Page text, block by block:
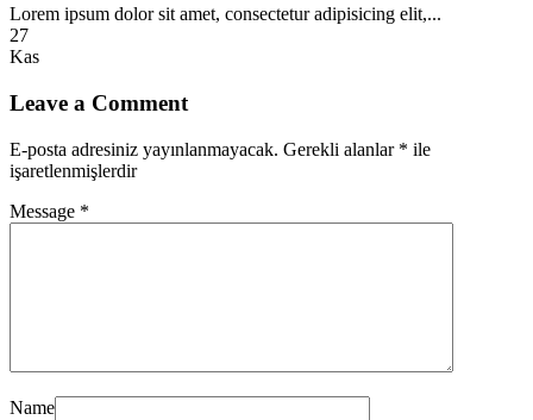
Lorem ipsum dolor sit amet, consectetur adipisicing elit,...
27
Kas
Leave a Comment
E-posta adresiniz yayınlanmayacak. Gerekli alanlar * ile
işaretlenmişlerdir
Message *
Name